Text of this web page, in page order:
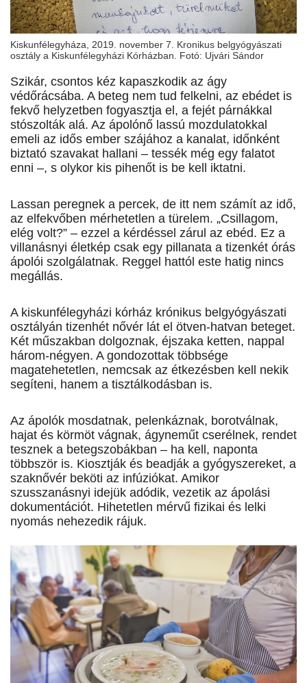
Kiskunfélegyháza, 2019. november 7. Kronikus belgyógyászati
osztály a Kiskunfélegyházi Kórházban. Fotó: Ujvári Sándor
Szikár, csontos kéz kapaszkodik az ágy
védőrácsába. A beteg nem tud felkelni, az ebédet is
fekvő helyzetben fogyasztja el, a fejét párnákkal
stószolták alá. Az ápolónő lassú mozdulatokkal
emeli az idős ember szájához a kanalat, időnként
biztató szavakat hallani – tessék még egy falatot
enni –, s olykor kis pihenőt is be kell iktatni.
Lassan peregnek a percek, de itt nem számít az idő,
az elfekvőben mérhetetlen a türelem. „Csillagom,
elég volt?” – ezzel a kérdéssel zárul az ebéd. Ez a
villanásnyi életkép csak egy pillanata a tizenkét órás
ápolói szolgálatnak. Reggel hattól este hatig nincs
megállás.
A kiskunfélegyházi kórház krónikus belgyógyászati
osztályán tizenhét nővér lát el ötven-hatvan beteget.
Két műszakban dolgoznak, éjszaka ketten, nappal
három-négyen. A gondozottak többsége
magatehetetlen, nemcsak az étkezésben kell nekik
segíteni, hanem a tisztálkodásban is.
Az ápolók mosdatnak, pelenkáznak, borotválnak,
hajat és körmöt vágnak, ágyneműt cserélnek, rendet
tesznek a betegszobákban – ha kell, naponta
többször is. Kiosztják és beadják a gyógyszereket, a
szaknővér beköti az infúziókat. Amikor
szusszanásnyi idejük adódik, vezetik az ápolási
dokumentációt. Hihetetlen mérvű fizikai és lelki
nyomás nehezedik rájuk.